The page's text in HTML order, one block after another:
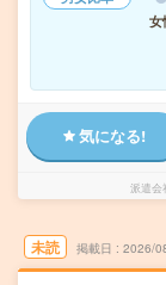
女
気になる!
派遣会
未読 掲載日 2026/